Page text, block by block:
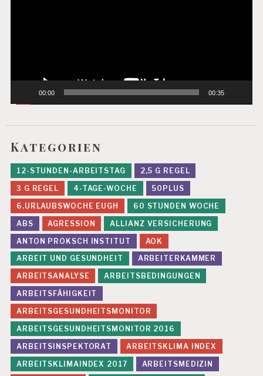
00:00 00:35
Kategorien
12-STUNDEN-ARBEITSTAG
2,5 G REGEL
3 G REGEL
4-TAGE-WOCHE
50PLUS
6.URLAUBSWOCHE EUGH
60 STUNDEN WOCHE
ABS
AGRESSION
ALLIANZ VERSICHERUNG
ANTON PROKSCH INSTITUT
AOK
ARBEIT UND GESUNDHEIT
ARBEITERKAMMER
ARBEITSANALYSE
ARBEITSBEDINGUNGEN
ARBEITSFÄHIGKEIT
ARBEITSGESUNDHEITSMONITOR
ARBEITSGESUNDHEITSMONITOR 2016
ARBEITSINSPEKTORAT
ARBEITSKLIMA INDEX
ARBEITSKLIMAINDEX 2017
ARBEITSMEDIZIN